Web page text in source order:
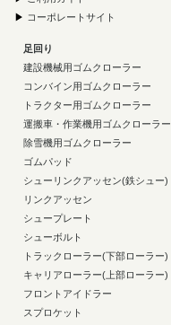
▶ コーポレートサイト
足回り
建設機械用ゴムクローラー
コンバイン用ゴムクローラー
トラクター用ゴムクローラー
運搬車・作業機用ゴムクローラー
除雪機用ゴムクローラー
ゴムパッド
シューリンクアッセン(鉄シュー)
リンクアッセン
シュープレート
シューボルト
トラックローラー(下部ローラー)
キャリアローラー(上部ローラー)
フロントアイドラー
スプロケット